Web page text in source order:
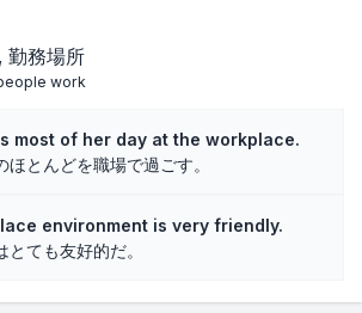
勤務場所
work
most of her day at the workplace.
ほとんどを職場で過ごす。
environment is very friendly.
ても友好的だ。